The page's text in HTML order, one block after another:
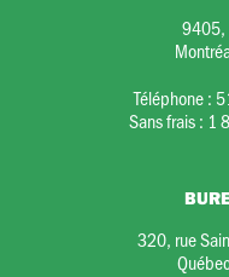
9405,
Téléphone :
Sans frais : 1
320, rue